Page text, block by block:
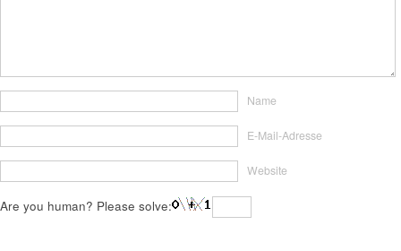
Name
E-Mail-Adresse
Website
Are you human? Please solve: